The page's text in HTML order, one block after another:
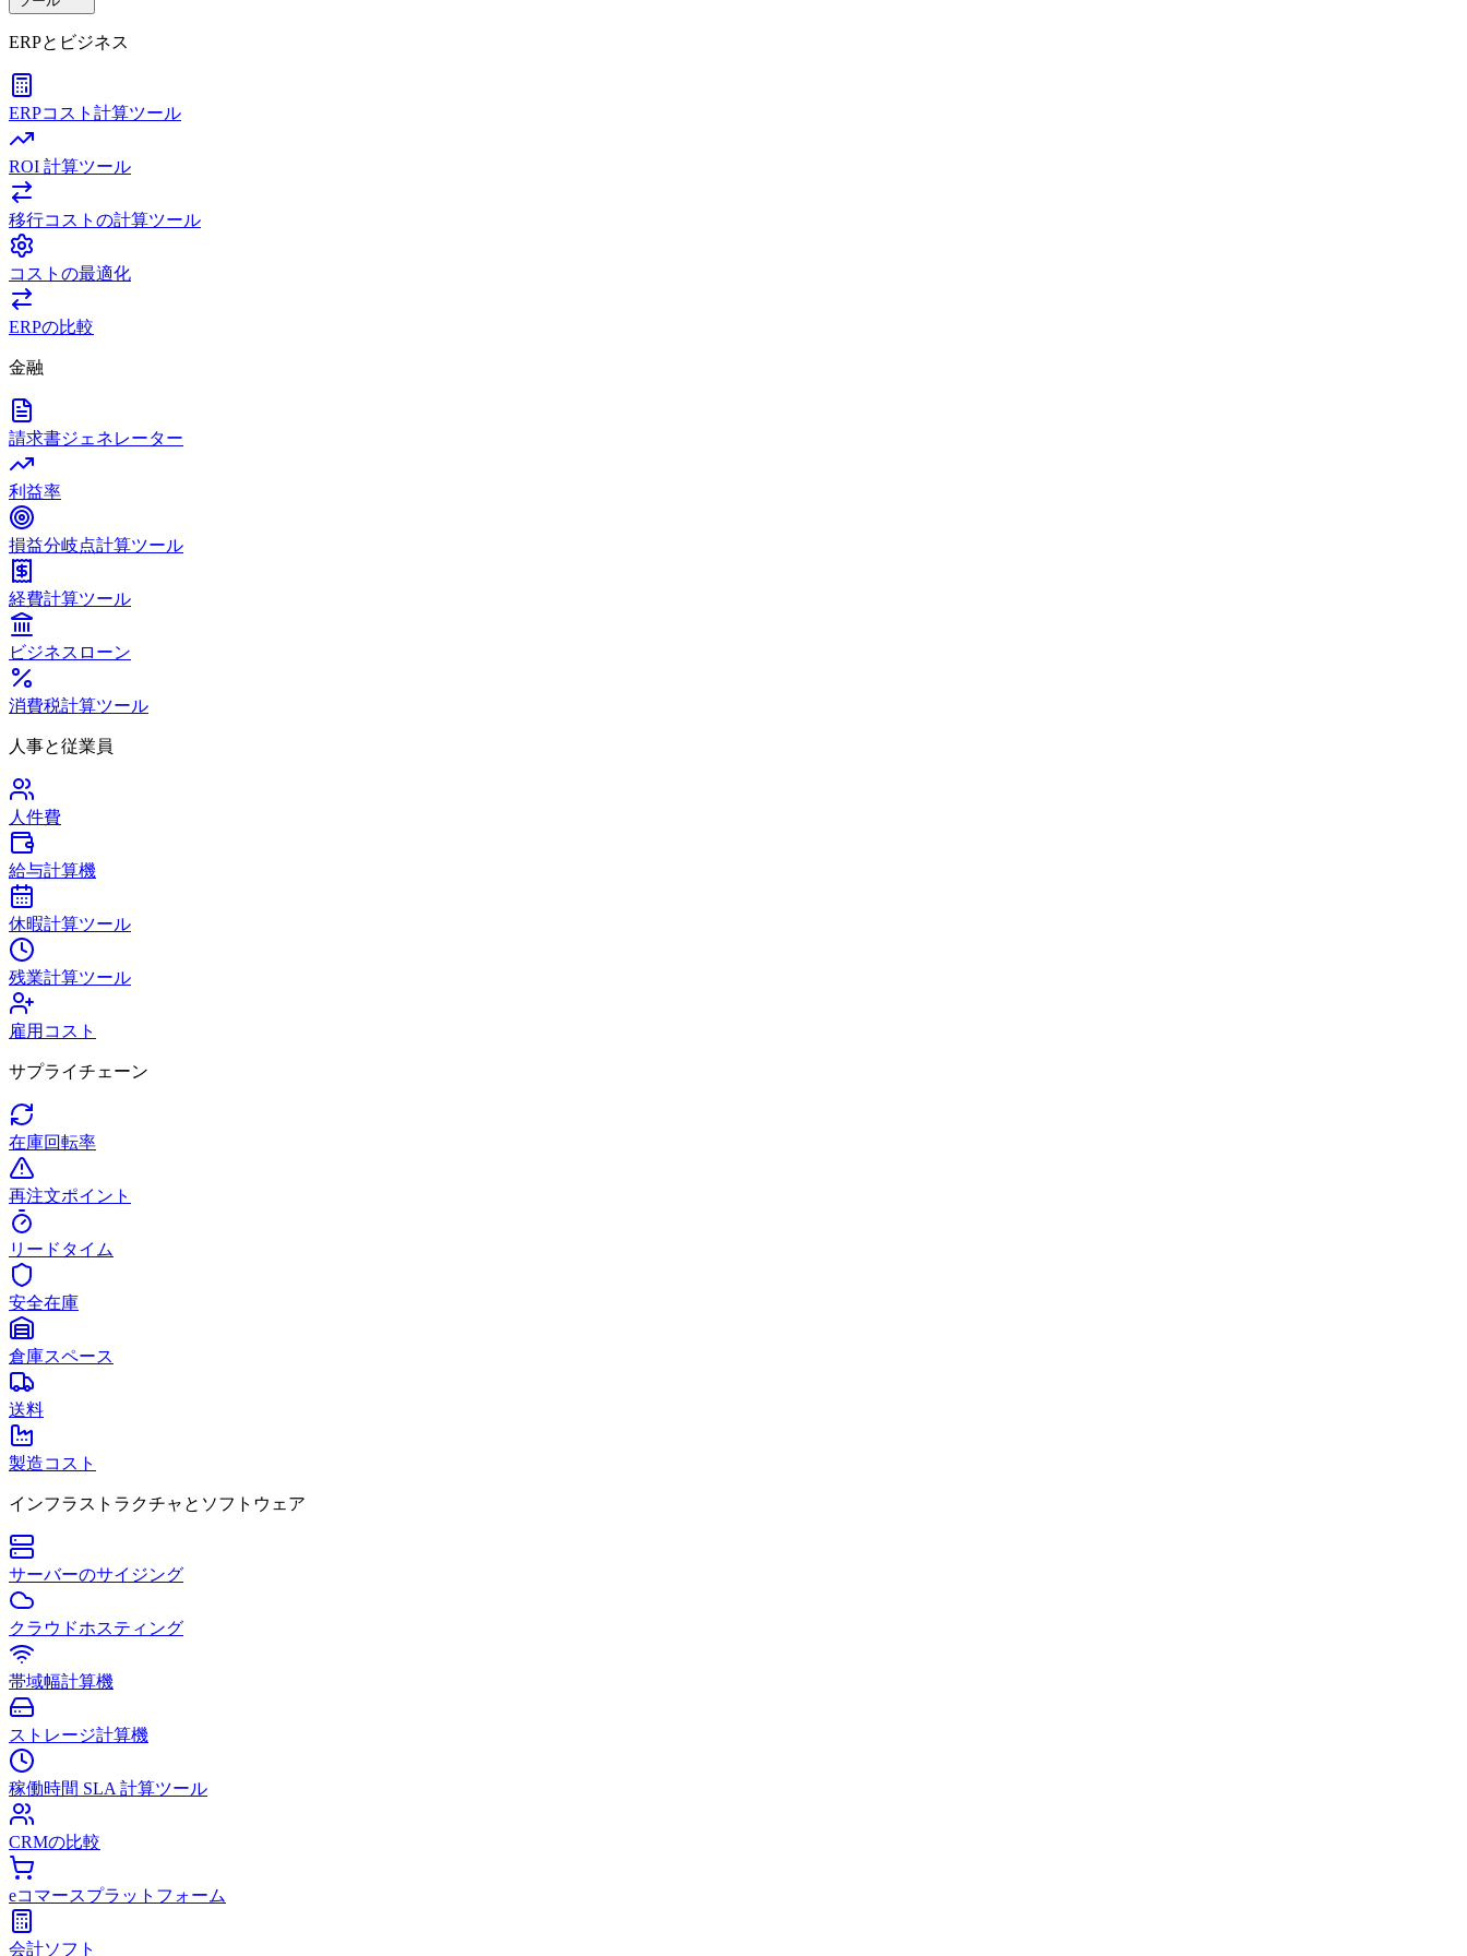
ERPとビジネス
ERPコスト計算ツール
ROI 計算ツール
移行コストの計算ツール
コストの最適化
ERPの比較
金融
請求書ジェネレーター
利益率
損益分岐点計算ツール
経費計算ツール
ビジネスローン
消費税計算ツール
人事と従業員
人件費
給与計算機
休暇計算ツール
残業計算ツール
雇用コスト
サプライチェーン
在庫回転率
再注文ポイント
リードタイム
安全在庫
倉庫スペース
送料
製造コスト
インフラストラクチャとソフトウェア
サーバーのサイジング
クラウドホスティング
帯域幅計算機
ストレージ計算機
稼働時間 SLA 計算ツール
CRMの比較
eコマースプラットフォーム
会計ソフト